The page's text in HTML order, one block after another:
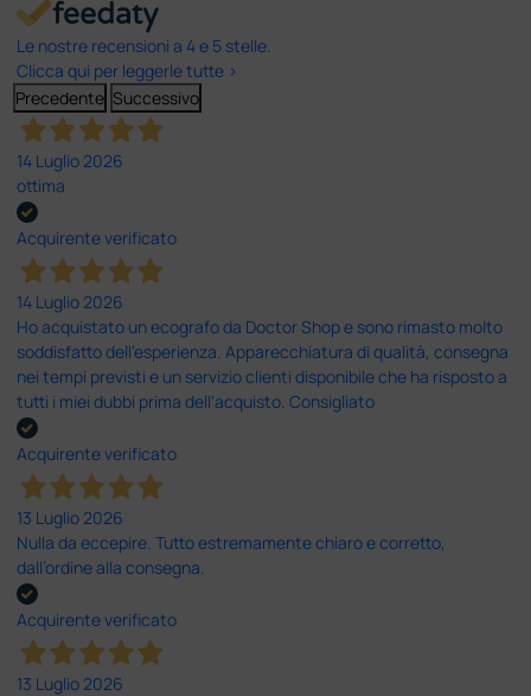
Le nostre recensioni a 4 e 5 stelle.
Clicca qui per leggerle tutte >
Precedente Successivo
14 Luglio 2026
ottima
Acquirente verificato
14 Luglio 2026
Ho acquistato un ecografo da Doctor Shop e sono rimasto molto
soddisfatto dell'esperienza. Apparecchiatura di qualità, consegna
nei tempi previsti e un servizio clienti disponibile che ha risposto a
tutti i miei dubbi prima dell'acquisto. Consigliato
Acquirente verificato
13 Luglio 2026
Nulla da eccepire. Tutto estremamente chiaro e corretto,
dall’ordine alla consegna.
Acquirente verificato
13 Luglio 2026